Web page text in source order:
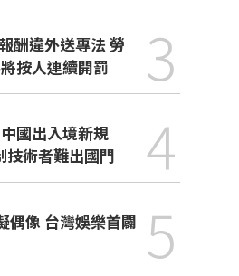
酬違外送專法 勞
按人連續開罰
3
國出入境新規
術者難出國門
4
5